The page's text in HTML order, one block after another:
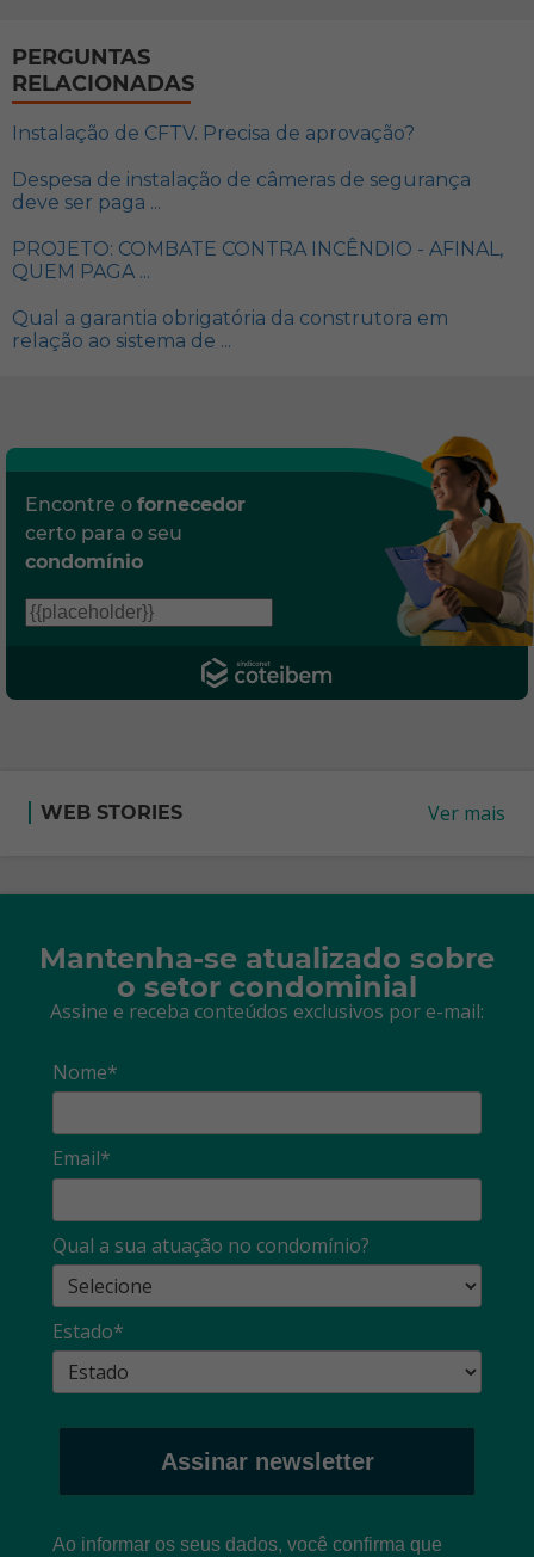
PERGUNTAS
RELACIONADAS
Instalação de CFTV. Precisa de aprovação?
Despesa de instalação de câmeras de segurança
deve ser paga ...
PROJETO: COMBATE CONTRA INCÊNDIO - AFINAL,
QUEM PAGA ...
Qual a garantia obrigatória da construtora em
relação ao sistema de ...
Encontre o fornecedor
certo para o seu
condomínio
WEB STORIES Ver mais
Mantenha-se atualizado sobre
o setor condominial
Assine e receba conteúdos exclusivos por e-mail:
Nome*
Email*
Qual a sua atuação no condomínio?
Estado*
Assinar newsletter
Ao informar os seus dados, você confirma que